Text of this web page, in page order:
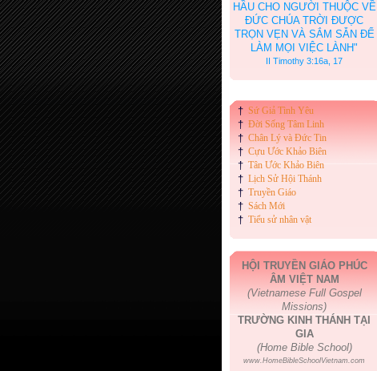
HẦU CHO NGƯỜI THUỘC VỀ
ĐỨC CHÚA TRỜI ĐƯỢC
TRỌN VẸN VÀ SẮM SẴN ĐỂ
LÀM MỌI VIỆC LÀNH"
II Timothy 3:16a, 17
† Sứ Giả Tình Yêu
† Đời Sống Tâm Linh
† Chân Lý và Đức Tin
† Cựu Ước Khảo Biên
† Tân Ước Khảo Biên
† Lịch Sử Hội Thánh
† Truyền Giáo
† Sách Mới
† Tiểu sử nhân vật
HỘI TRUYỀN GIÁO PHÚC
ÂM VIỆT NAM
(Vietnamese Full Gospel
Missions)
TRƯỜNG KINH THÁNH TẠI
GIA
(Home Bible School)
www.HomeBibleSchoolVietnam.com